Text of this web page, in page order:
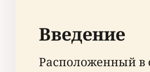
Введение
Расположенный в